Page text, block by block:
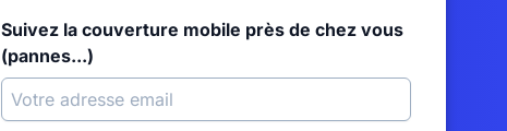
Suivez la couverture mobile près de chez vous
(pannes...)